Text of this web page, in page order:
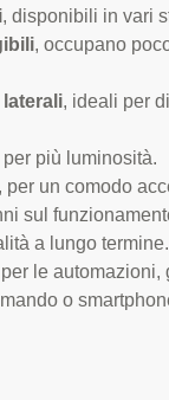
, disponibili in vari
, occupano
, ideali per
per più luminosità.
, per un comodo
sul
a lungo
le automazioni,
o